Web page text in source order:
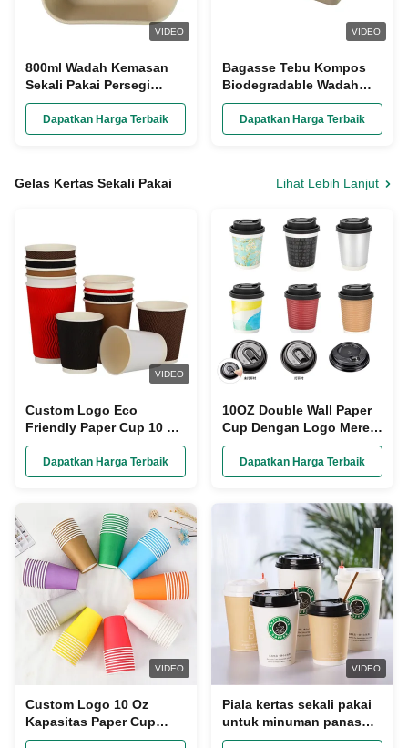
VIDEO
800ml Wadah Kemasan
Sekali Pakai Persegi
Panjang, Kotak Pulp
Kertas Serat Bambu
Dapatkan Harga Terbaik
VIDEO
Bagasse Tebu Kompos
Biodegradable Wadah
Makanan Pulp Moulding
Stackable
Dapatkan Harga Terbaik
Gelas Kertas Sekali Pakai Lihat Lebih Lanjut
VIDEO
Custom Logo Eco
Friendly Paper Cup 10 Oz
Kapasitas 100% Bahan
Daur Ulang Single Wall
Dapatkan Harga Terbaik
10OZ Double Wall Paper
Cup Dengan Logo Merek
Khusus
Dapatkan Harga Terbaik
VIDEO
Custom Logo 10 Oz
Kapasitas Paper Cup
Food Grade Paper Ramah
VIDEO
Piala kertas sekali pakai
untuk minuman panas
8oz Ripple Wall Pe